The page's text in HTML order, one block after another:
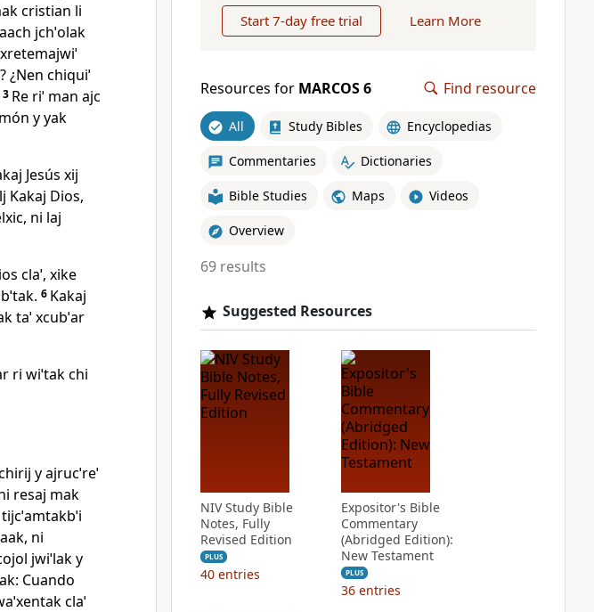
cristian li
jchˈolak
¿Nen chiquiˈ
3 Re riˈ man ajc
y yak
Jesús xij
Kakaj Dios,
ni laj
claˈ, xike
6 Kakaj
taˈ xcubˈar
ri wiˈtak chi
y ajrucˈreˈ
resaj mak
ni
jwiˈlak y
Cuando
claˈ
Start 7-day free trial Learn More
Resources for MARCOS 6 Find resource
All Study Bibles Encyclopedias
Commentaries Dictionaries
Bible Studies Maps Videos
Overview
69 results
Suggested Resources
NIV Study Bible
Notes, Fully
Revised Edition
PLUS
40 entries
Expositor's Bible
Commentary
(Abridged Edition):
New Testament
PLUS
36 entries